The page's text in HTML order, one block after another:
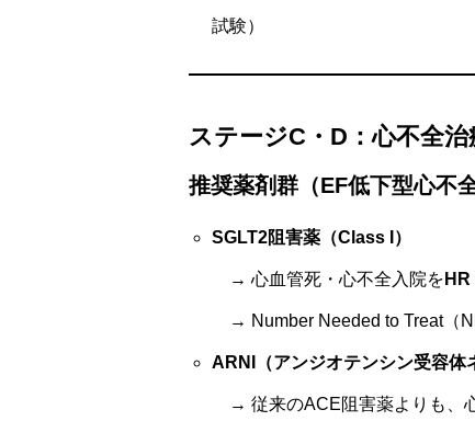
試験）
ステージC・D：心不全治
推奨薬剤群（EF低下型心不
SGLT2阻害薬（Class I）
→ 心血管死・心不全入院を HR
→ Number Needed to Treat（
ARNI（アンジオテンシン受容体
→ 従来のACE阻害薬よりも、